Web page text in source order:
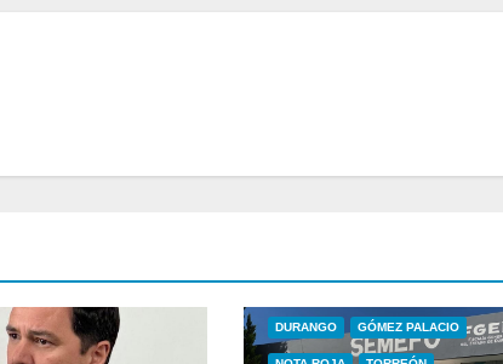
DURANGO GÓMEZ PALACIO